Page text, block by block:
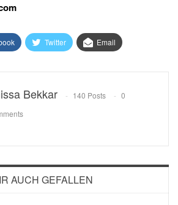
Twitter Email
Bekkar 140 Posts
0
AUCH GEFALLEN